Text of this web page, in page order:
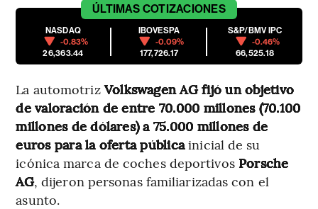
ÚLTIMAS COTIZACIONES
NASDAQ
-0.83%
26,363.44
IBOVESPA
-0.09%
177,726.17
S&P/BMV IPC
-0.46%
66,525.18
La automotrizVolkswagen AG fijó un objetivo
de valoración de entre 70.000 millones (70.100
millones de dólares) a 75.000 millones de
euros para la oferta públicainicial de su
icónica marca de coches deportivos Porsche
AG, dijeron personas familiarizadas con el
asunto.